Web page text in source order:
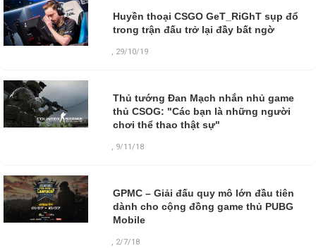
Huyền thoại CSGO GeT_RiGhT sụp đổ
trong trận đấu trở lại đầy bất ngờ
, 29/10/19
Thủ tướng Đan Mạch nhắn nhủ game
thủ CSOG: "Các bạn là những người
chơi thể thao thật sự"
, 9/11/18
GPMC – Giải đấu quy mô lớn đầu tiên
dành cho cộng đồng game thủ PUBG
Mobile
, 2/7/18